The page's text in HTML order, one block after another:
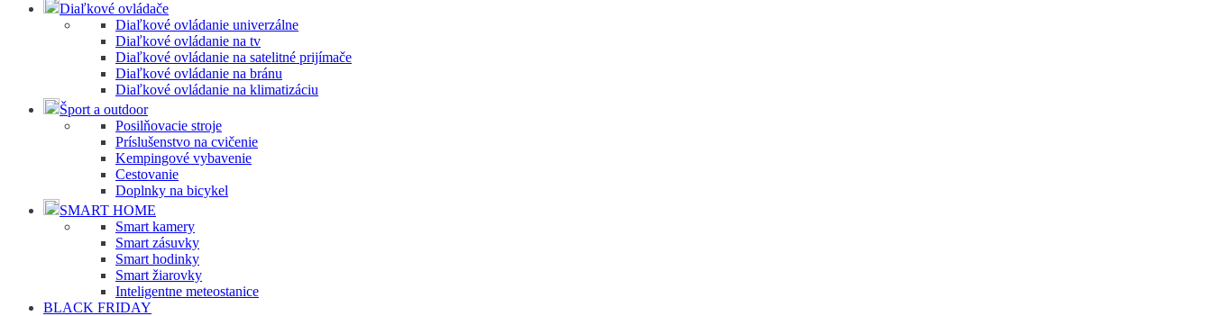
Diaľkové ovládače
Diaľkové ovládanie univerzálne
Diaľkové ovládanie na tv
Diaľkové ovládanie na satelitné prijímače
Diaľkové ovládanie na bránu
Diaľkové ovládanie na klimatizáciu
Šport a outdoor
Posilňovacie stroje
Príslušenstvo na cvičenie
Kempingové vybavenie
Cestovanie
Doplnky na bicykel
SMART HOME
Smart kamery
Smart zásuvky
Smart hodinky
Smart žiarovky
Inteligentne meteostanice
BLACK FRIDAY